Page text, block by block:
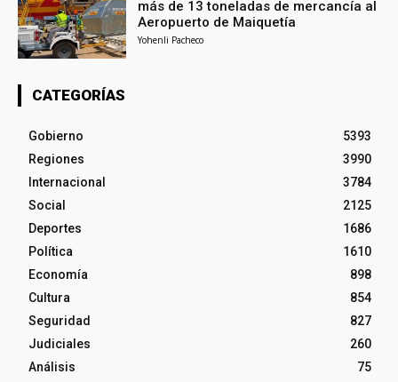
más de 13 toneladas de mercancía al
Aeropuerto de Maiquetía
Yohenli Pacheco
CATEGORÍAS
Gobierno
5393
Regiones
3990
Internacional
3784
Social
2125
Deportes
1686
Política
1610
Economía
898
Cultura
854
Seguridad
827
Judiciales
260
Análisis
75